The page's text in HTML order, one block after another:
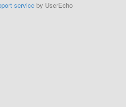
service by UserEcho